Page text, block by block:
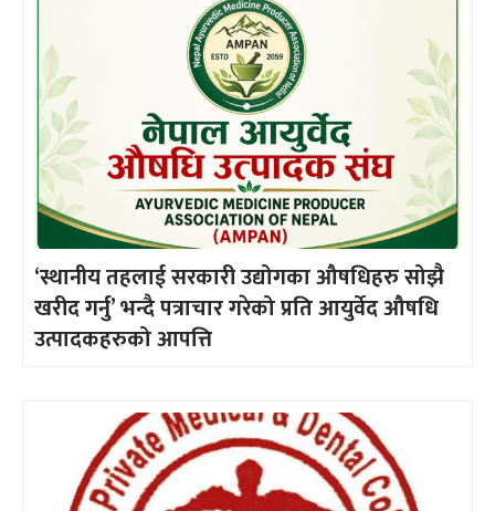
‘स्थानीय तहलाई सरकारी उद्योगका औषधिहरु सोझै
खरीद गर्नु’ भन्दै पत्राचार गरेको प्रति आयुर्वेद औषधि
उत्पादकहरुको आपत्ति